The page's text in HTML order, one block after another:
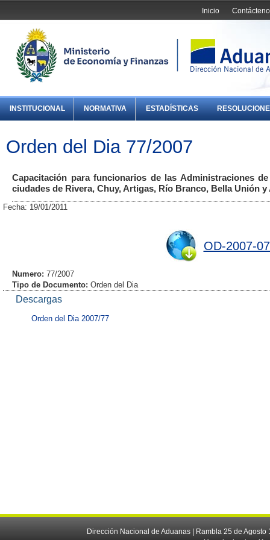
Inicio
INSTITUCIONAL NORMATIVA ESTADÍSTICAS
Orden del Dia 77/2007
Capacitación para funcionarios de las Administraciones
ciudades de Rivera, Chuy, Artigas, Río Branco, Bella Unión y
Fecha: 19/01/2011
OD-2007-
Numero: 77/2007
Tipo de Documento: Orden del Dia
Descargas
Orden del Dia 2007/77
Dirección Nacional de Aduanas | Rambla 25 de